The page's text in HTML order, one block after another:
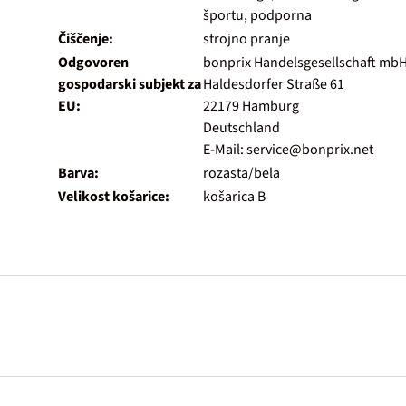
športu, podporna
Čiščenje:
strojno pranje
Odgovoren
gospodarski subjekt za
EU:
bonprix Handelsgesellschaft
Haldesdorfer Straße 61
22179 Hamburg
Deutschland
E-Mail: service@bonprix.net
Barva:
rozasta/bela
Velikost košarice:
košarica B